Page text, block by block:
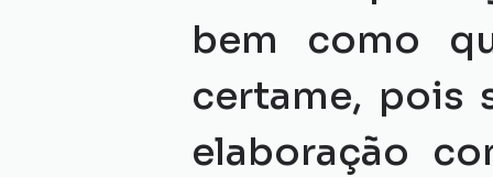
bem como
certame, pois
elaboração